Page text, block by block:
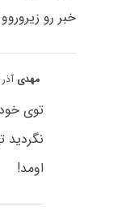
خبر رو
مهدی آذر ۱۶, ۱۳۹۵ at ۵:۰۶ ب٫ظ
توی
نگردید
اومد!